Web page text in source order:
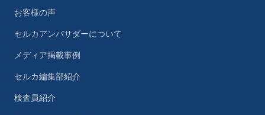
お客様の声
セルカアンバサダーについて
メディア掲載事例
セルカ編集部紹介
検査員紹介